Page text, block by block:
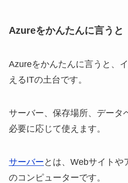
Azureをかんたんに言うと
Azureをかんたんに言うと、
えるITの土台です。
サーバー、保存場所、データ
必要に応じて使えます。
サーバー とは、Webサイトや
のコンピューターです。